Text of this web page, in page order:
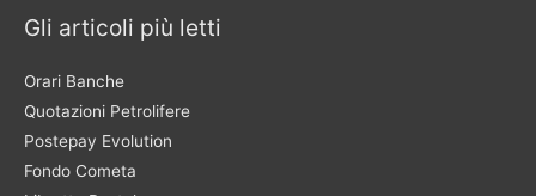
Gli articoli più letti
Orari Banche
Quotazioni Petrolifere
Postepay Evolution
Fondo Cometa